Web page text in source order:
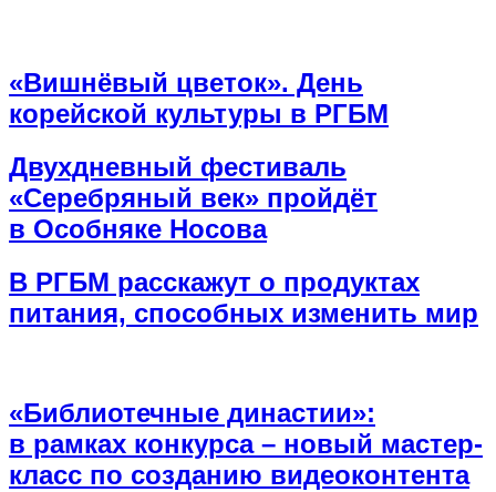
«Вишнёвый цветок». День
корейской культуры в РГБМ
Двухдневный фестиваль
«Серебряный век» пройдёт
в Особняке Носова
В РГБМ расскажут о продуктах
питания, способных изменить мир
«Библиотечные династии»:
в рамках конкурса – новый мастер-
класс по созданию видеоконтента